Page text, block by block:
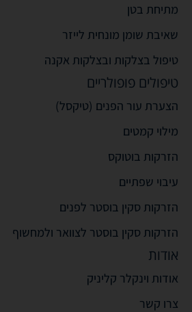
מתיחת בטן
שאיבת שומן מונחית לייזר
טיפול בצלקות ובצלקות אקנה
טיפולים פופולריים
הצערת עור הפנים (טיקסל)
מילוי קמטים
הזרקות בוטוקס
עיבוי שפתיים
הזרקות סקין בוסטר לפנים
הזרקות סקין בוסטר לצוואר ולמחשוף
אודות
אודות וינקלר קליניק
צרו קשר